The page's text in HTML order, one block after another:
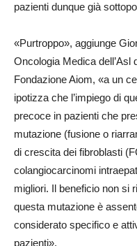
pazienti dunque già
«Purtroppo», aggiunge
Oncologia Medica dell’Asl
Fondazione Aiom, «a un
ipotizza che l’impiego di
precoce in pazienti che
mutazione (fusione o
di crescita dei fibroblasti
colangiocarcinomi
migliori. Il beneficio non si
questa mutazione è
considerato specifico e
pazienti».